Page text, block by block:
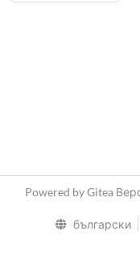
Powered by Gitea
български